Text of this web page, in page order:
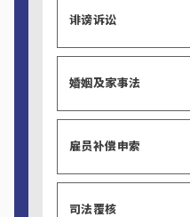
诽谤诉讼
婚姻及家事法
雇员补偿申索
司法覆核